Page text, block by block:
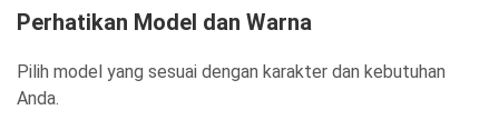
Perhatikan Model dan Warna
Pilih model yang sesuai dengan karakter dan kebutuhan
Anda.